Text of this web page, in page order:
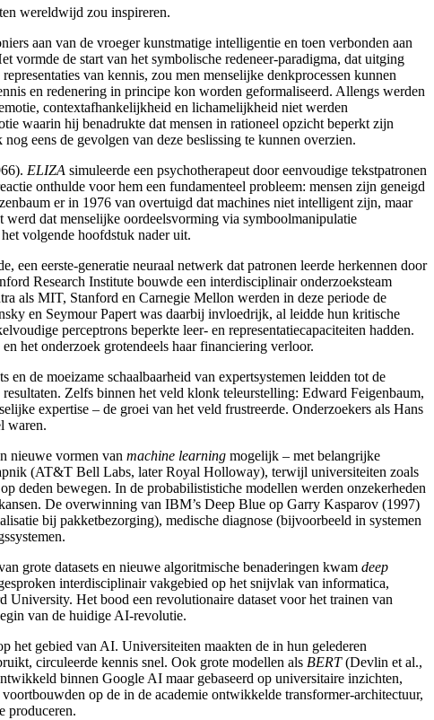
wereldwijd zou inspireren.
aan van de vroeger kunstmatige intelligentie en toen verbonden aan
vormde de start van het symbolische redeneer-paradigma, dat uitging
van kennis, zou men menselijke denkprocessen kunnen
en redenering in principe kon worden geformaliseerd. Allengs werden
contextafhankelijkheid en lichamelijkheid niet werden
waarin hij benadrukte dat mensen in rationeel opzicht beperkt zijn
eens de gevolgen van deze beslissing te kunnen overzien.
ELIZA simuleerde een psychotherapeut door eenvoudige tekstpatronen
onthulde voor hem een fundamenteel probleem: mensen zijn geneigd
er in 1976 van overtuigd dat machines niet intelligent zijn, maar
werd dat menselijke oordeelsvorming via symboolmanipulatie
volgende hoofdstuk nader uit.
een eerste-generatie neuraal netwerk dat patronen leerde herkennen door
Research Institute bouwde een interdisciplinair onderzoeksteam
als MIT, Stanford en Carnegie Mellon werden in deze periode de
en Seymour Papertwas daarbij invloedrijk, al leidde hun kritische
perceptrons beperkte leer- en representatiecapaciteiten hadden.
het onderzoek grotendeels haar financiering verloor.
de moeizame schaalbaarheid van expertsystemen leidden tot de
Zelfs binnen het veld klonk teleurstelling: Edward Feigenbaum,
expertise – de groei van het veld frustreerde. Onderzoekers als Hans
waren.
nieuwe vormen van machine learning mogelijk – met belangrijke
(AT&T Bell Labs, later Royal Holloway), terwijl universiteiten zoals
deden bewegen. In de probabilististiche modellen werden onzekerheden
De overwinning van IBM’s Deep Blue op Garry Kasparov (1997)
bij pakketbezorging), medische diagnose (bijvoorbeeld in systemen
grote datasets en nieuwe algoritmische benaderingen kwam deep
interdisciplinair vakgebied op het snijvlak van informatica,
University. Het bood een revolutionaire dataset voor het trainen van
van de huidige AI-revolutie.
het gebied van AI. Universiteiten maakten de in hun gelederen
circuleerde kennis snel. Ook grote modellen als BERT(Devlin et al.,
binnen Google AI maar gebaseerd op universitaire inzichten,
voortbouwden op de in de academie ontwikkelde transformer-architectuur,
produceren.